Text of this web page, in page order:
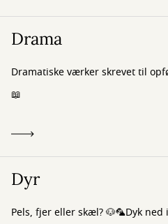
Drama
Dramatiske værker skrevet til
📖
Dyr
Pels, fjer eller skæl? 🐶🦜Dyk